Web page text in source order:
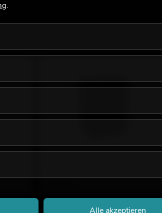
.
Alle akzeptieren